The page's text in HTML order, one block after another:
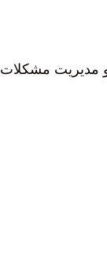
و مدیریت مشکلات